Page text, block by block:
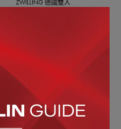
ZWILLING 德國雙人